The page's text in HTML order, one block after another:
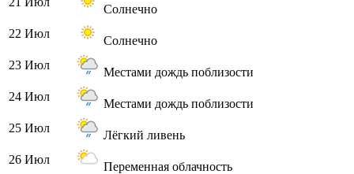
Солнечно
22 Июл
Солнечно
23 Июл
Местами дождь поблизости
24 Июл
Местами дождь поблизости
25 Июл
Лёгкий ливень
26 Июл
Переменная облачность